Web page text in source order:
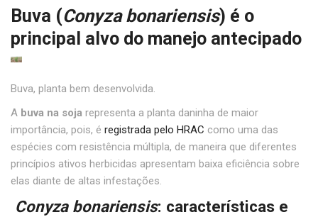
Buva (Conyza bonariensis) é o
principal alvo do manejo antecipado
Buva, planta bem desenvolvida.
A buva na soja representa a planta daninha de maior
importância, pois, é registrada pelo HRAC como uma das
espécies com resistência múltipla, de maneira que diferentes
princípios ativos herbicidas apresentam baixa eficiência sobre
elas diante de altas infestações.
Conyza bonariensis: características e